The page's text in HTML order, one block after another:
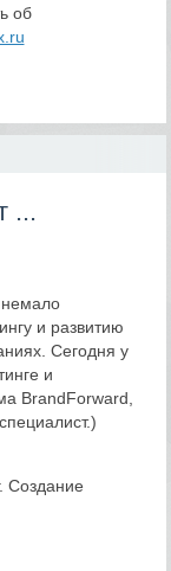
об
...
и развитию
Сегодня у
и
BrandForward,
Создание